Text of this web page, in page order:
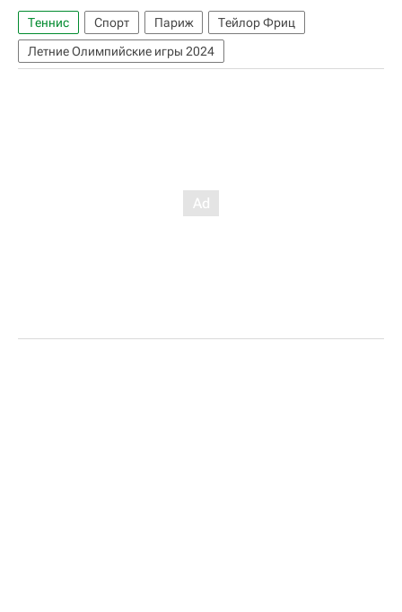
Теннис Спорт Париж
Тейлор Фриц
Летние Олимпийские игры 2024